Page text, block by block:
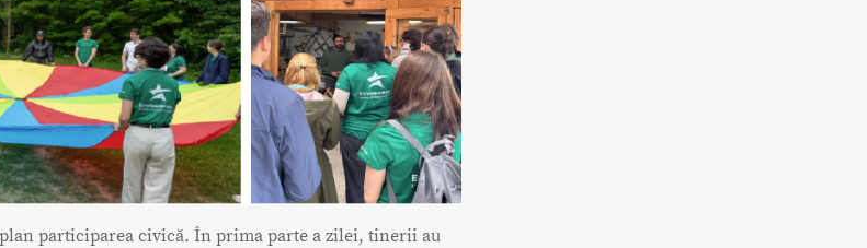
participarea civică. În prima parte a zilei, tinerii au